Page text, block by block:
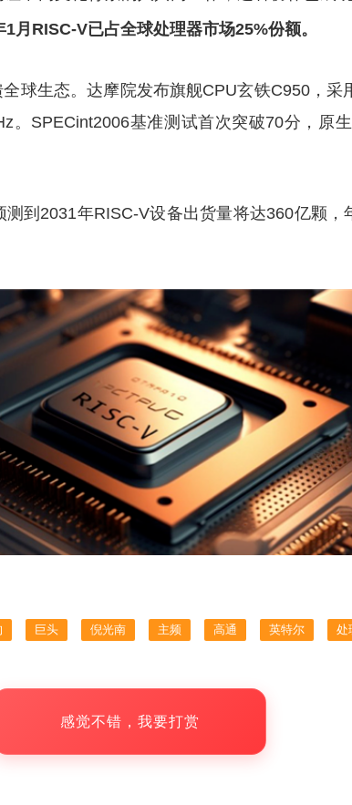
月RISC-V已占全球处理器市场25%份额。
球生态。达摩院发布旗舰CPU玄铁C950，采
。SPECint2006基准测试首次突破70分，原
测到2031年RISC-V设备出货量将达360亿颗，
巨头 倪光南 主频 高通 英特尔 处
感觉不错，我要打赏